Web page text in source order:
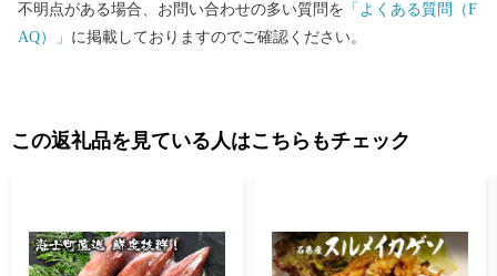
不明点がある場合、お問い合わせの多い質問を 「よくある質問（F
AQ）」 に掲載しておりますのでご確認ください。
この返礼品を見ている人はこちらもチェック